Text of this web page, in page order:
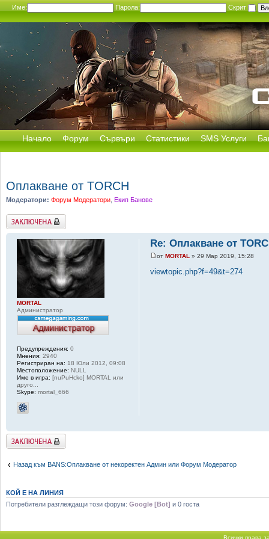
Име: Парола: Скрит
Начало Форум Сървъри Статистики SMS Услуги
Оплакване от TORCH
Модератори: Форум Модератори Екип Банове
Заключена
Re: Оплакване от
отMORTAL » 29 Мар 2019, 15:28
viewtopic.php?f=49&t=274
MORTAL
Администратор
Предупреждения: 0
Мнения: 2940
Регистриран на: 18 Юли 2012, 09:08
Местоположение: NULL
Име в игра: [nuPuHcko] MORTAL или
друго...
Skype: mortal_666
Заключена
Назад към BANS:Оплакване от некоректен Админ или Форум Модератор
КОЙ Е НА ЛИНИЯ
Потребители разглеждащи този форум: Google [Bot] и 0 госта
Всички права